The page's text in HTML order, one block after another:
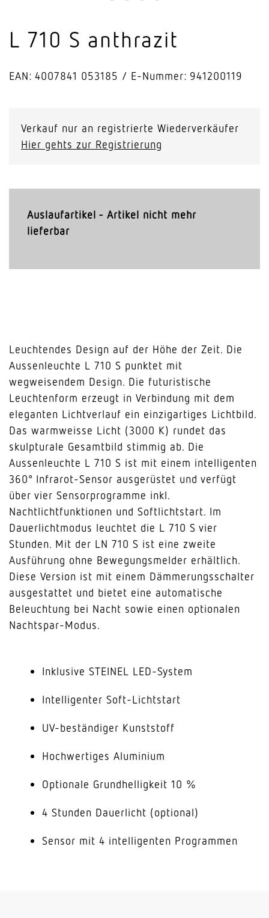
L 710 S anthrazit
EAN: 4007841 053185 E-Nummer: 941200119
Verkauf nur an registrierte Wiederverkäufer
Hier gehts zur Registrierung
Auslaufartikel - Artikel nicht mehr
lieferbar
Leuchtendes Design auf der Höhe der Zeit. Die
Aussenleuchte L 710 S punktet mit
wegweisendem Design. Die futuristische
Leuchtenform erzeugt in Verbindung mit dem
eleganten Lichtverlauf ein einzigartiges Lichtbild.
Das warmweisse Licht (3000 K) rundet das
skulpturale Gesamtbild stimmig ab. Die
Aussenleuchte L 710 S ist mit einem intelligenten
360° Infrarot-Sensor ausgerüstet und verfügt
über vier Sensorprogramme inkl.
Nachtlichtfunktionen und Softlichtstart. Im
Dauerlichtmodus leuchtet die L 710 S vier
Stunden. Mit der LN 710 S ist eine zweite
Ausführung ohne Bewegungsmelder erhältlich.
Diese Version ist mit einem Dämmerungsschalter
ausgestattet und bietet eine automatische
Beleuchtung bei Nacht sowie einen optionalen
Nachtspar-Modus.
Inklusive STEINEL LED-System
Intelligenter Soft-Lichtstart
UV-beständiger Kunststoff
Hochwertiges Aluminium
Optionale Grundhelligkeit 10 %
4 Stunden Dauerlicht (optional)
Sensor mit 4 intelligenten Programmen